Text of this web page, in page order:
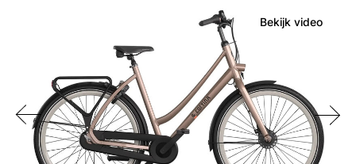
Bekijk video